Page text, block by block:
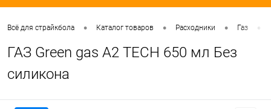
Всё для страйкбола • Каталог товаров • Расходники • Газ •
ГАЗ Green gas A2 TECH 650 мл Без
силикона